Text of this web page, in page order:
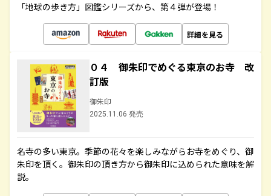
「地球の歩き方」図鑑シリーズから、第４弾が登場！
詳細を見る
０４ 御朱印でめぐる東京のお寺 改
訂版
御朱印
2025.11.06 発売
名寺の多い東京。季節の花々を楽しみながらお寺をめぐり、御
朱印を頂く。御朱印の頂き方から御朱印に込められた意味を解
説。